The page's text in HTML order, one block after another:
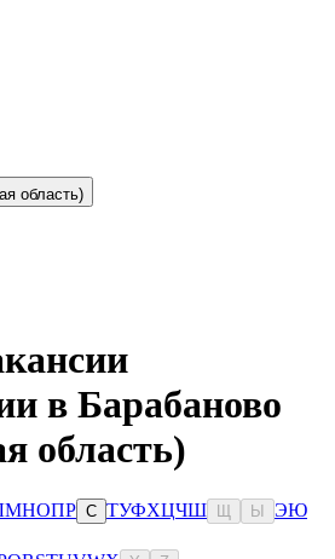
область)
в Барабаново
область)
МНОПР С ТУФХЦЧШ Ы ЭЮ